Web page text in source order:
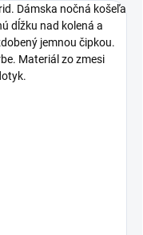
Dámska nočná košeľa
dĺžku nad kolená a
jemnou čipkou.
Materiál zo zmesi